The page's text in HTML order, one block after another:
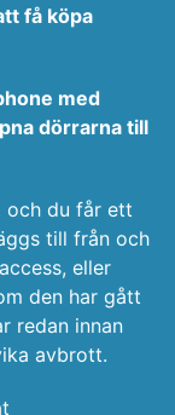
få köpa
med
dörrarna till
och du får ett
till från och
eller
den har gått
redan innan
avbrott.